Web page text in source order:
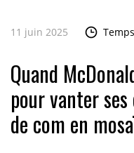
11 juin 2025
Quand
pour vanter
de com en